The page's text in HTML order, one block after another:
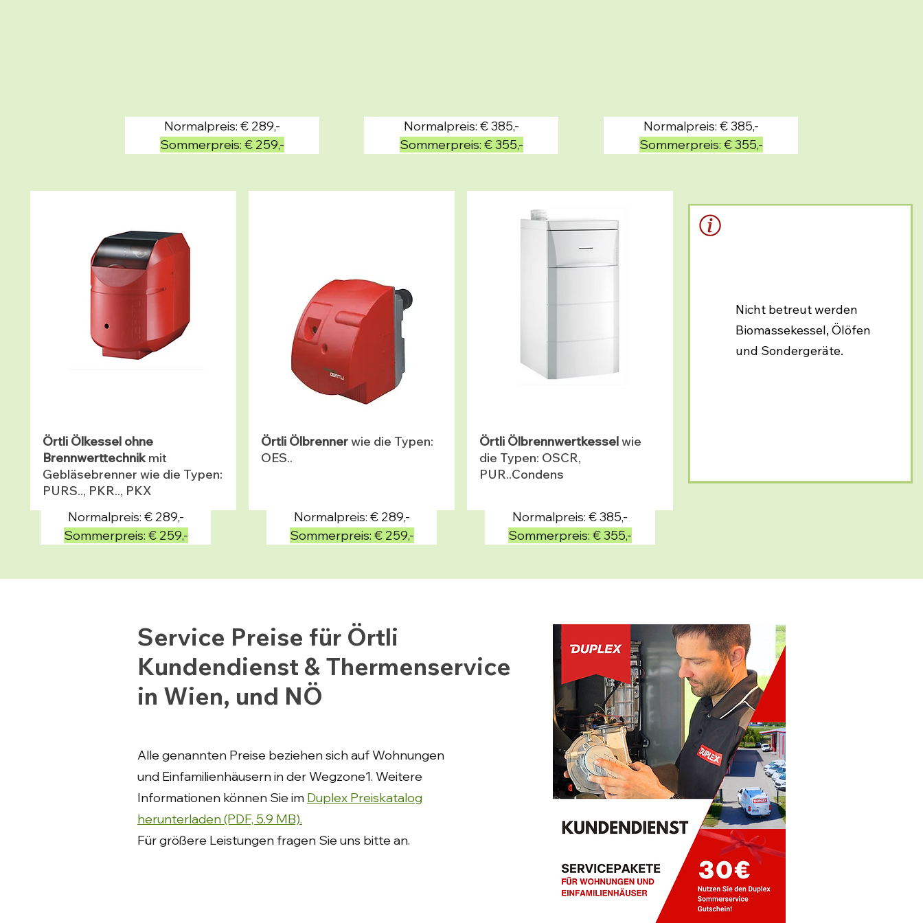
Normalpreis: € 289,-
Sommerpreis: € 259,-
Normalpreis: € 385,-
Sommerpreis: € 355,-
Normalpreis: € 385,-
Sommerpreis: € 355,-
Örtli Ölkessel ohne
Brennwerttechnikmit
Gebläsebrenner wie die Typen:
PURS.., PKR.., PKX
Örtli Ölbrennerwie die Typen:
OES..
Örtli Ölbrennwertkesselwie
die Typen: OSCR,
PUR..Condens
Normalpreis: € 289,-
Sommerpreis: € 259,-
Normalpreis: € 289,-
Sommerpreis: € 259,-
Normalpreis: € 385,-
Sommerpreis: € 355,-
Nicht betreut werden
Biomassekessel, Ölöfen
und Sondergeräte.
Service Preise für Örtli
Kundendienst & Thermenservice
in Wien, und NÖ
Alle genannten Preise beziehen sich auf Wohnungen
und Einfamilienhäusern in der Wegzone1. Weitere
Informationen können Sie im Duplex Preiskatalog
herunterladen (PDF, 5.9 MB).
Für größere Leistungen fragen Sie uns bitte an.